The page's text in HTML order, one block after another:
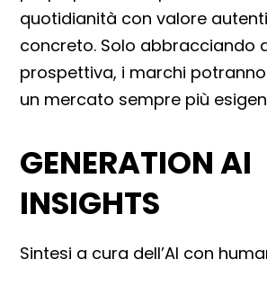
quotidianità con valore
concreto. Solo abbracciando
prospettiva, i marchi
un mercato sempre più
GENERATION AI
INSIGHTS
Sintesi a cura dell’AI con